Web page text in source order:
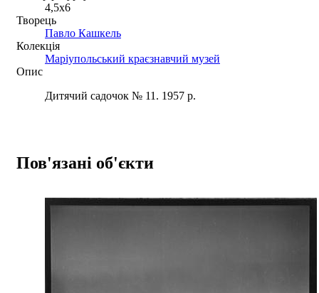
4,5x6
Творець
Павло Кашкель
Колекція
Маріупольський краєзнавчий музей
Опис
Дитячий садочок № 11. 1957 р.
Пов'язані об'єкти